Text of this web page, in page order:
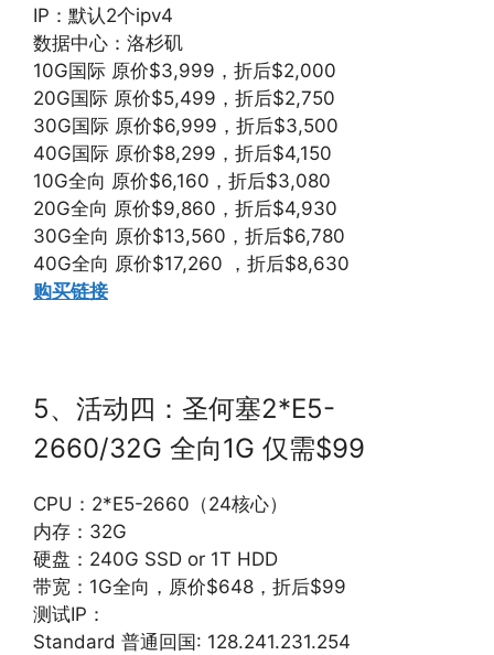
IP：默认2个ipv4
数据中心：洛杉矶
10G国际 原价$3,999，折后$2,000
20G国际 原价$5,499，折后$2,750
30G国际 原价$6,999，折后$3,500
40G国际 原价$8,299，折后$4,150
10G全向 原价$6,160，折后$3,080
20G全向 原价$9,860，折后$4,930
30G全向 原价$13,560，折后$6,780
40G全向 原价$17,260 ，折后$8,630
购买链接
5、活动四：圣何塞2*E5-
2660/32G 全向1G 仅需$99
CPU：2*E5-2660（24核心）
内存：32G
硬盘：240G SSD or 1T HDD
带宽：1G全向，原价$648，折后$99
测试IP：
Standard 普通回国: 128.241.231.254